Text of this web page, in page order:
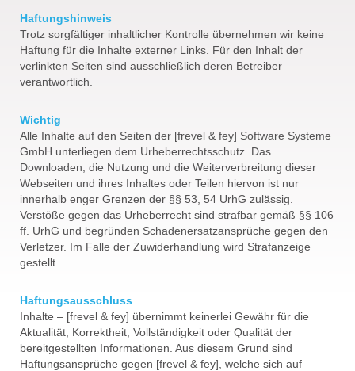
Haftungshinweis
Trotz sorgfältiger inhaltlicher Kontrolle übernehmen wir keine
Haftung für die Inhalte externer Links. Für den Inhalt der
verlinkten Seiten sind ausschließlich deren Betreiber
verantwortlich.
Wichtig
Alle Inhalte auf den Seiten der [frevel & fey] Software Systeme
GmbH unterliegen dem Urheberrechtsschutz. Das
Downloaden, die Nutzung und die Weiterverbreitung dieser
Webseiten und ihres Inhaltes oder Teilen hiervon ist nur
innerhalb enger Grenzen der §§ 53, 54 UrhG zulässig.
Verstöße gegen das Urheberrecht sind strafbar gemäß §§ 106
ff. UrhG und begründen Schadenersatzansprüche gegen den
Verletzer. Im Falle der Zuwiderhandlung wird Strafanzeige
gestellt.
Haftungsausschluss
Inhalte – [frevel & fey] übernimmt keinerlei Gewähr für die
Aktualität, Korrektheit, Vollständigkeit oder Qualität der
bereitgestellten Informationen. Aus diesem Grund sind
Haftungsansprüche gegen [frevel & fey], welche sich auf